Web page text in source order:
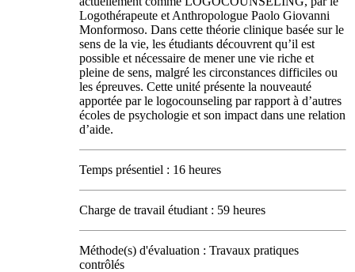
Logothérapeute et Anthropologue Paolo Giovanni
Monformoso. Dans cette théorie clinique basée sur le
sens de la vie, les étudiants découvrent qu’il est
possible et nécessaire de mener une vie riche et
pleine de sens, malgré les circonstances difficiles ou
les épreuves. Cette unité présente la nouveauté
apportée par le logocounseling par rapport à d’autres
écoles de psychologie et son impact dans une relation
d’aide.
Temps présentiel : 16 heures
Charge de travail étudiant : 59 heures
Méthode(s) d'évaluation : Travaux pratiques
contrôlés